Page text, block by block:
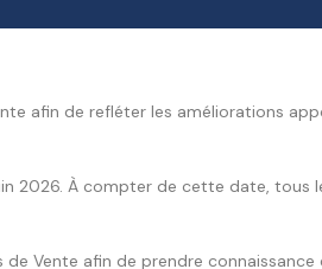
afin de refléter les améliorations
2026. À compter de cette date,
Vente afin de prendre